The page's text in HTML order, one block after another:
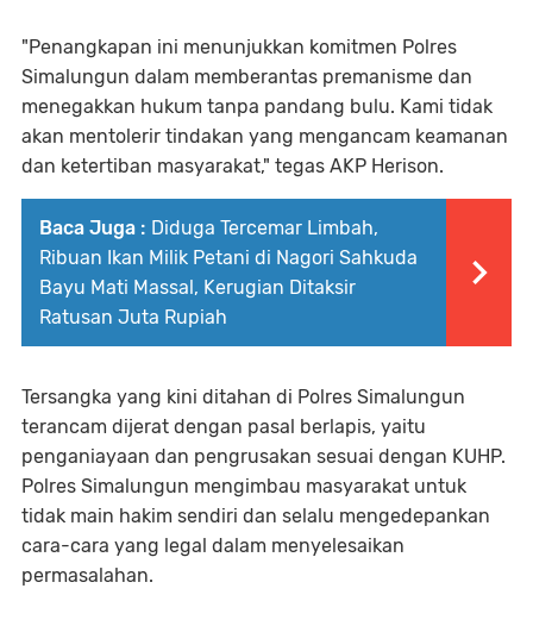
"Penangkapan ini menunjukkan komitmen Polres
Simalungun dalam memberantas premanisme dan
menegakkan hukum tanpa pandang bulu. Kami tidak
akan mentolerir tindakan yang mengancam keamanan
dan ketertiban masyarakat," tegas AKP Herison.
Baca Juga : Diduga Tercemar Limbah,
Ribuan Ikan Milik Petani di Nagori Sahkuda
Bayu Mati Massal, Kerugian Ditaksir
Ratusan Juta Rupiah
Tersangka yang kini ditahan di Polres Simalungun
terancam dijerat dengan pasal berlapis, yaitu
penganiayaan dan pengrusakan sesuai dengan KUHP.
Polres Simalungun mengimbau masyarakat untuk
tidak main hakim sendiri dan selalu mengedepankan
cara-cara yang legal dalam menyelesaikan
permasalahan.